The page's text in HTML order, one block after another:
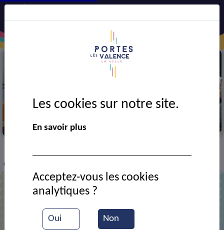
Concert du 14 juillet 2024 avec Sortie de secours
de secours
Les cookies sur notre site.
En savoir plus
Oui Non
Acceptez-vous les cookies
analytiques ?